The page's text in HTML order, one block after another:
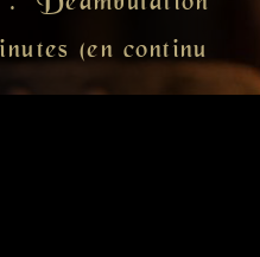
(en continu